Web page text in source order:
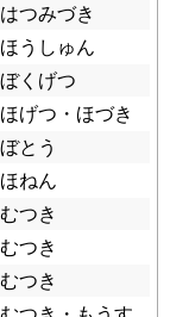
はつみづき
ほうしゅん
ぼくげつ
ほげつ・ほづき
ぼとう
ほねん
むつき
むつき
むつき